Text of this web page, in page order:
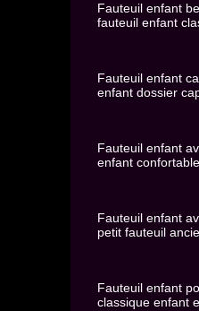
Fauteuil enfant
fauteuil enfant
Fauteuil enfant
enfant dossier
Fauteuil enfant
enfant
Fauteuil enfant
petit fauteuil
Fauteuil enfant
classique enfant